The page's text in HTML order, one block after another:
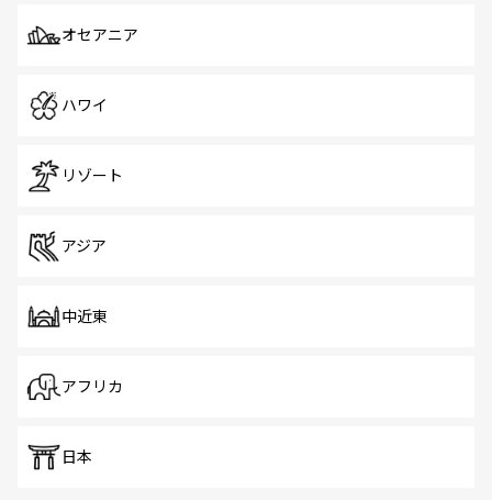
オセアニア
ハワイ
リゾート
アジア
中近東
アフリカ
日本